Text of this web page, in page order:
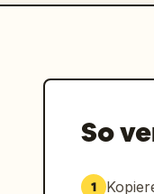
vom
So
1